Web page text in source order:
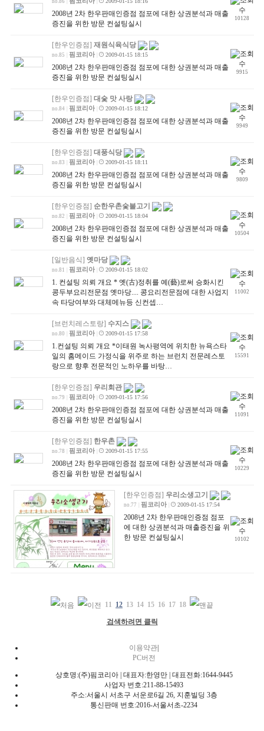
2008년 2차 한우판매인증점 점포에 대한 상권분석과 매출
증진을 위한 방문 컨설팅실시
10128
[한우인증점] 재원식육식당
no.85 핌코리아 2009-01-15 18:15
2008년 2차 한우판매인증점 점포에 대한 상권분석과 매출
증진을 위한 방문 컨설팅실시
9915
[한우인증점] 대숯 맛 사랑
no.84 핌코리아 2009-01-15 18:12
2008년 2차 한우판매인증점 점포에 대한 상권분석과 매출
증진을 위한 방문 컨설팅실시
9949
[한우인증점] 대풍식당
no.83 핌코리아 2009-01-15 18:11
2008년 2차 한우판매인증점 점포에 대한 상권분석과 매출
증진을 위한 방문 컨설팅실시
9809
[한우인증점] 순한우촌숯불고기
no.82 핌코리아 2009-01-15 18:04
2008년 2차 한우판매인증점 점포에 대한 상권분석과 매출
증진을 위한 방문 컨설팅실시
10504
[일반음식] 옛마당
no.81 핌코리아 2009-01-15 18:02
1. 컨설팅 의뢰 개요 * 옛(古)정취를 예(藝)로써 승화시킨
콩두부요리전문점 옛마당.... 콩요리전문점에 대한 사업지
속 타당여부와 대체메뉴등 신컨셉…
11002
[브런치레스토랑] 수지스
no.80 핌코리아 2009-01-15 17:58
1.컨설팅 의뢰 개요 *이태원 녹사평역에 위치한 뉴욕스타
일의 홈메이드 가정식을 위주로 하는 브런치 전문레스토
랑으로 향후 전문적인 노하우를 바탕…
15591
[한우인증점] 우리회관
no.79 핌코리아 2009-01-15 17:56
2008년 2차 한우판매인증점 점포에 대한 상권분석과 매출
증진을 위한 방문 컨설팅실시
11091
[한우인증점] 한우촌
no.78 핌코리아 2009-01-15 17:55
2008년 2차 한우판매인증점 점포에 대한 상권분석과 매출
증진을 위한 방문 컨설팅실시
10229
[한우인증점] 우리소생고기
no.77 핌코리아 2009-01-15 17:54
2008년 2차 한우판매인증점 점포
에 대한 상권분석과 매출증진을 위
한 방문 컨설팅실시
10102
11 12 13 14 15 16 17 18
검색하려면 클릭
이용약관|
PC버전
상호명:(주)핌코리아 | 대표자:한영만 | 대표전화:1644-9445
사업자 번호:211-88-15493
주소:서울시 서초구 서운로6길 26, 지훈빌딩 3층
통신판매 번호:2016-서울서초-2234